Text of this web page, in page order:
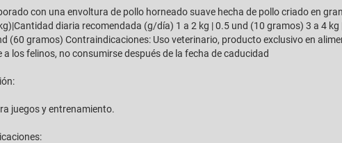
con una envoltura de pollo horneado suave hecha de pollo criado en
diaria recomendada (g/día) 1 a 2 kg | 0.5 und (10 gramos) 3 a 4
(60 gramos) Contraindicaciones: Uso veterinario, producto exclusivo en
a los felinos, no consumirse después de la fecha de caducidad
juegos y entrenamiento.